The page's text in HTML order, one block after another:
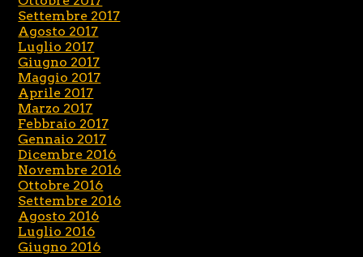
Settembre 2017
Agosto 2017
Luglio 2017
Giugno 2017
Maggio 2017
Aprile 2017
Marzo 2017
Febbraio 2017
Gennaio 2017
Dicembre 2016
Novembre 2016
Ottobre 2016
Settembre 2016
Agosto 2016
Luglio 2016
Giugno 2016